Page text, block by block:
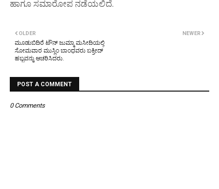
ಹಾಗೂ ಸಮಾರೋಪ ನಡೆಯಲಿದೆ.
NEWER
OLDER
ಮೂಡುಬಿದಿರೆ ಟೌನ್ ಜುಮ್ಮಾ ಮಸೀದಿಯಲ್ಲಿ
ಸೋಮವಾರ ಮುಸ್ಲಿಂ ಬಾಂಧವರು ಬಕ್ರೀದ್
ಹಬ್ಬವನ್ನು ಆಚರಿಸಿದರು.
POST A COMMENT
0 Comments